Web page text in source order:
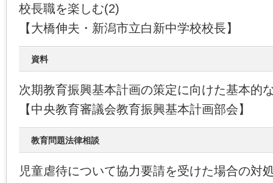
校長職を楽しむ(2)
【大橋伸夫・新潟市立白新中学校校長】
資料
次期教育振興基本計画の策定に向けた基本的
【中央教育審議会教育振興基本計画部会】
教育問題法律相談
児童虐待について協力要請を受けた場合の対